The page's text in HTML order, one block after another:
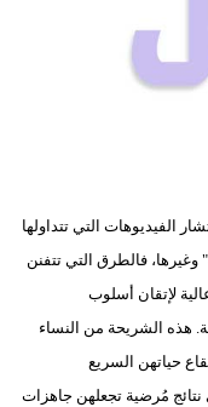
الفيديوهات التي تتداولها
وغيرها، فالطرق التي تتفنن
لإتقان أسلوب
هذه الشريحة من النساء
حياتهن السريع
نتائج مُرضية تجعلهن جاهزات